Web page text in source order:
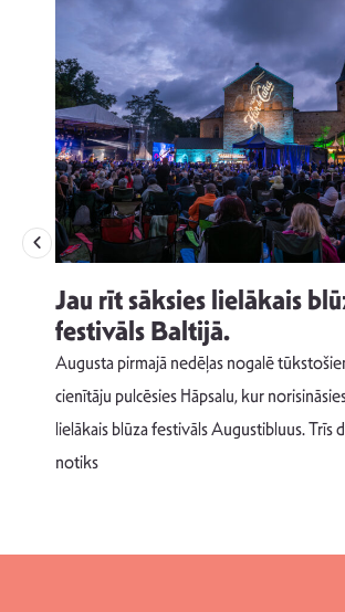
Jau rīt sāksies lielākais
festivāls Baltijā.
Augusta pirmajā nedēļas nogalē
cienītāju pulcēsies Hāpsalu, kur
lielākais blūza festivāls Augustibluus. Trīs
notiks